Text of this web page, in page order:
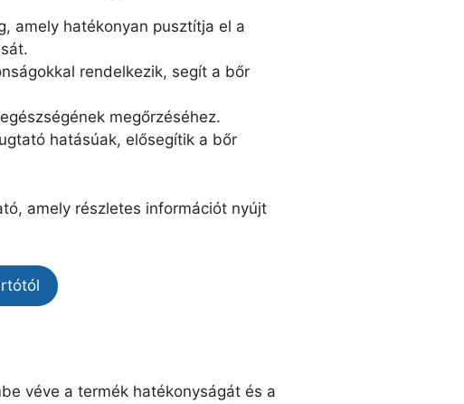
amely hatékonyan pusztítja el a
rendelkezik, segít a bőr
megőrzéséhez.
hatásúak, elősegítik a bőr
amely részletes információt nyújt
véve a termék hatékonyságát és a